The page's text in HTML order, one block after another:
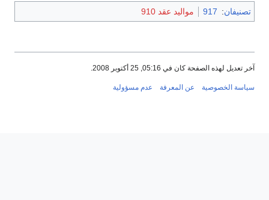
تصنيفان:
917 مواليد عقد 910
آخر تعديل لهذه الصفحة كان في 05:16, 25 أكتوبر 2008.
سياسة الخصوصية عن المعرفة عدم مسؤولية